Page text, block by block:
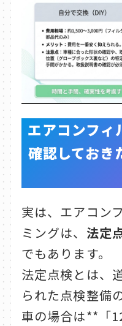
エアコンフィ
確認しておき
実は、エアコン
ミングは、 法定
でもあります。
法定点検とは、
られた点検整備
車の場合は**「